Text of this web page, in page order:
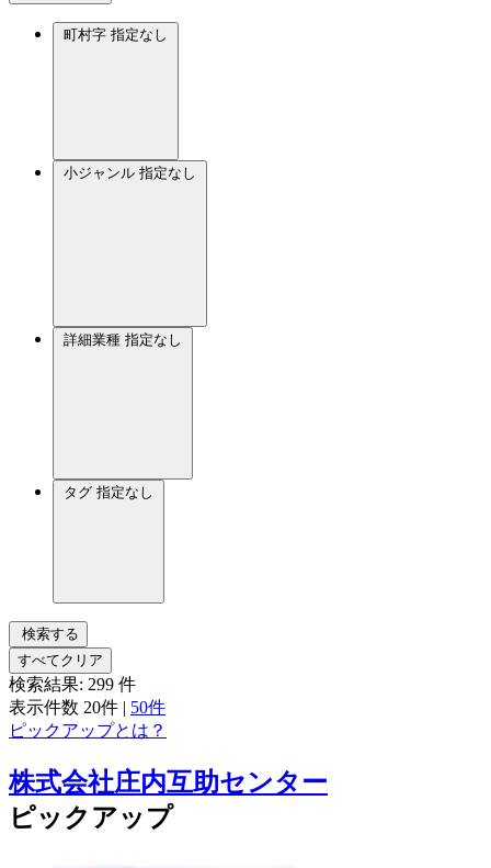
町村字 指定なし
小ジャンル 指定なし
詳細業種 指定なし
タグ 指定なし
検索する
すべてクリア
検索結果: 299 件
表示件数 20件 | 50件
ピックアップとは？
株式会社庄内互助センター
ピックアップ